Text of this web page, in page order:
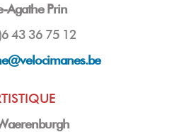
Agathe Prin
43 36 75 12